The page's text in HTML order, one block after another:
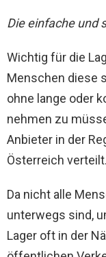
Die einfache und
Wichtig für die
Menschen diese
ohne lange oder
nehmen zu
Anbieter in der
Österreich verteilt.
Da nicht alle
unterwegs sind,
Lager oft in der